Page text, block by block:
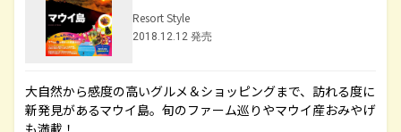
Resort Style
2018.12.12 発売
大自然から感度の高いグルメ＆ショッピングまで、訪れる度に
新発見があるマウイ島。旬のファーム巡りやマウイ産おみやげ
も満載！